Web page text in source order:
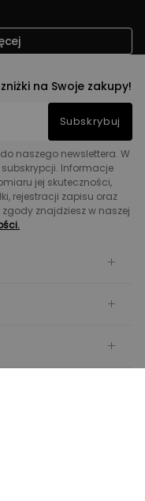
na Swoje zakupy!
Subskrybuj
naszego newslettera. W
Informacje
jej skuteczności,
rejestracji zapisu oraz
znajdziesz w naszej